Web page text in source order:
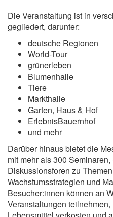
Die Veranstaltung ist in
gegliedert, darunter:
deutsche Regionen
World-Tour
grünerleben
Blumenhalle
Tiere
Markthalle
Garten, Haus & Hof
ErlebnisBauernhof
und mehr
Darüber hinaus bietet die
mit mehr als 300
Diskussionsforen zu
Wachstumsstrategien und
Besucher:innen können an
Veranstaltungen